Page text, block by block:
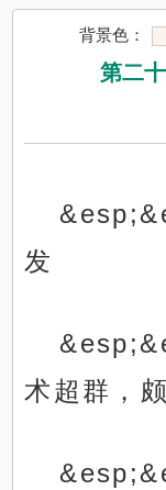
背景色：
第二
发
术超群，